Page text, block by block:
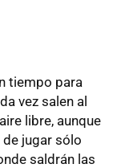
tiempo para
vez salen al
libre, aunque
jugar sólo
saldrán las